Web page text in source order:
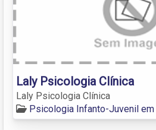
Laly Psicologia Clínica
Laly Psicologia Clínica
Psicologia Infanto-Juvenil em